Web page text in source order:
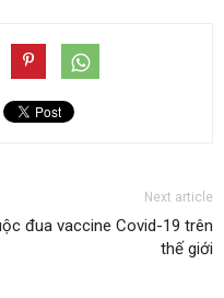
Next article
đua vaccine Covid-19 trên
thế giới